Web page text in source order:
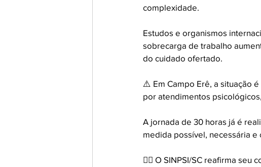
complexidade.
Estudos e organismos
sobrecarga de trabalho
do cuidado ofertado.
⚠️ Em Campo Erê, a situação
por atendimentos
A jornada de 30 horas já é
medida possível, necessária
✊🏾 O SINPSI/SC reafirma